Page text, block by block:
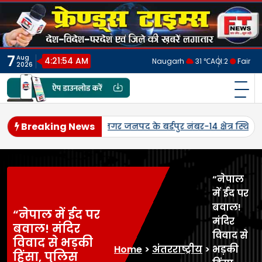
Skip
content
7 Aug
2026
4:21:57 AM Naugarh 31 ℃AQI:2 Fair
फ्रेंड्स टाइम्स
Breaking News
लमतिहवा पांचवीं पुण्यतिथि पर स्व. कौशलेन्द्र प्रताप सिंह को दी
“नेपाल में ईद पर
बवाल! मंदिर
विवाद से भड़की
हिंसा, पुलिस
Home > अंतरराष्ट्रीय >
“नेपाल
में ईद पर
बवाल!
मंदिर
विवाद से
भड़की